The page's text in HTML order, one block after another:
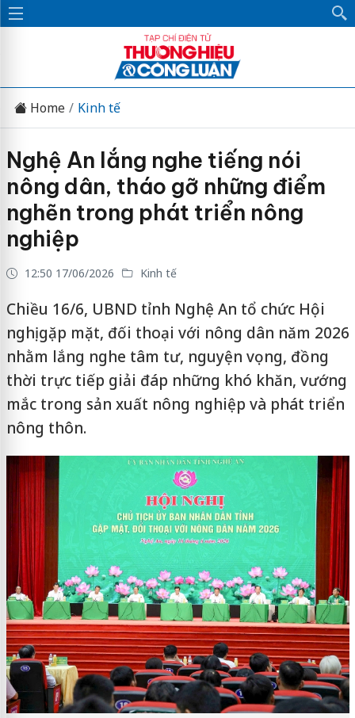
Home Kinh tế
Nghệ An lắng nghe tiếng nói
nông dân, tháo gỡ những điểm
nghẽn trong phát triển nông
nghiệp
12:50 17/06/2026 Kinh tế
Chiều 16/6, UBND tỉnh Nghệ An tổ chức Hội
nghị gặp mặt, đối thoại với nông dân năm 2026
nhằm lắng nghe tâm tư, nguyện vọng, đồng
thời trực tiếp giải đáp những khó khăn, vướng
mắc trong sản xuất nông nghiệp và phát triển
nông thôn.